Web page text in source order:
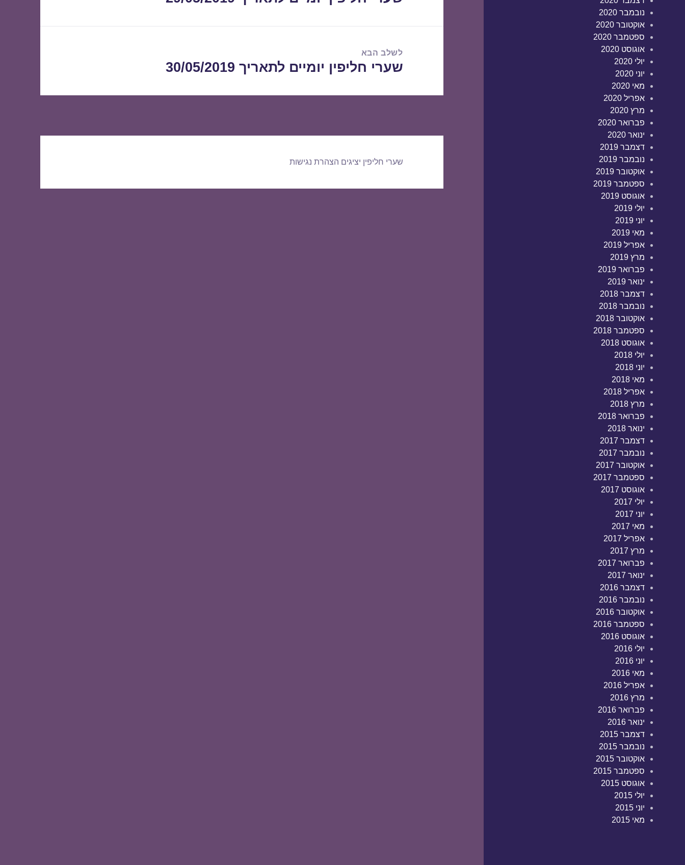
נובמבר 2020
אוקטובר 2020
ספטמבר 2020
אוגוסט 2020
יולי 2020
יוני 2020
מאי 2020
אפריל 2020
מרץ 2020
פברואר 2020
ינואר 2020
דצמבר 2019
נובמבר 2019
אוקטובר 2019
ספטמבר 2019
אוגוסט 2019
יולי 2019
יוני 2019
מאי 2019
אפריל 2019
מרץ 2019
פברואר 2019
ינואר 2019
דצמבר 2018
נובמבר 2018
אוקטובר 2018
ספטמבר 2018
אוגוסט 2018
יולי 2018
יוני 2018
מאי 2018
אפריל 2018
מרץ 2018
פברואר 2018
ינואר 2018
דצמבר 2017
נובמבר 2017
אוקטובר 2017
ספטמבר 2017
אוגוסט 2017
יולי 2017
יוני 2017
מאי 2017
אפריל 2017
מרץ 2017
פברואר 2017
ינואר 2017
דצמבר 2016
נובמבר 2016
אוקטובר 2016
ספטמבר 2016
אוגוסט 2016
יולי 2016
יוני 2016
מאי 2016
אפריל 2016
מרץ 2016
פברואר 2016
ינואר 2016
דצמבר 2015
נובמבר 2015
אוקטובר 2015
ספטמבר 2015
אוגוסט 2015
יולי 2015
יוני 2015
מאי 2015
לשלב הבא
הפוסט
שערי חליפין יומיים לתאריך 30/05/2019
שערי חליפין יציגים הצהרת נגישות